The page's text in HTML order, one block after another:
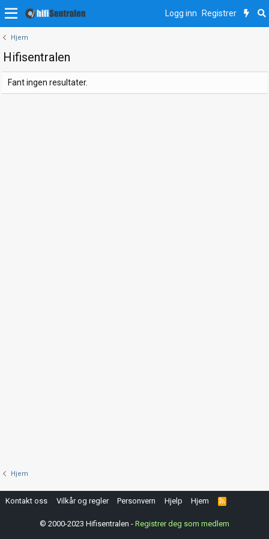
Logg inn Registrer
Hjem
Hifisentralen
Fant ingen resultater.
Hjem
Kontakt oss Vilkår og regler Personvern Hjelp Hjem
R
S
© 2000-2023 Hifisentralen - Registrer deg som medlem